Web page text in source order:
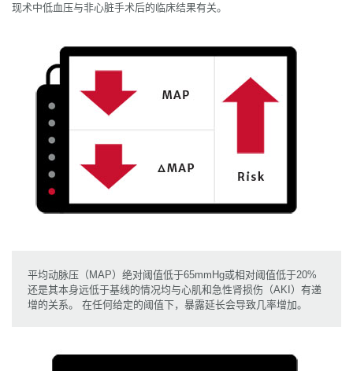
现术中低血压与非心脏手术后的临床结果有关。
平均动脉压（MAP）绝对阈值低于65mmHg或相对阈值低于20%
还是其本身远低于基线的情况均与心肌和急性肾损伤（AKI）有递
增的关系。 在任何给定的阈值下，暴露延长会导致几率增加。